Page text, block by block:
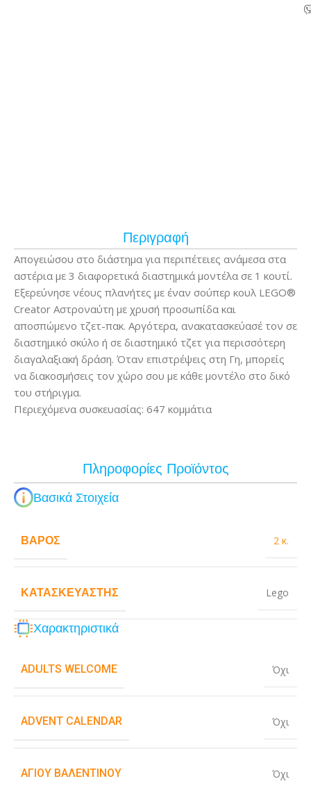
Περιγραφή
Απογειώσου στο διάστημα για περιπέτειες ανάμεσα στα
αστέρια με 3 διαφορετικά διαστημικά μοντέλα σε 1 κουτί.
Εξερεύνησε νέους πλανήτες με έναν σούπερ κουλ LEGO®
Creator Αστροναύτη με χρυσή προσωπίδα και
αποσπώμενο τζετ-πακ. Αργότερα, ανακατασκεύασέ τον σε
διαστημικό σκύλο ή σε διαστημικό τζετ για περισσότερη
διαγαλαξιακή δράση. Όταν επιστρέψεις στη Γη, μπορείς
να διακοσμήσεις τον χώρο σου με κάθε μοντέλο στο δικό
του στήριγμα.
Περιεχόμενα συσκευασίας: 647 κομμάτια
Πληροφορίες Προϊόντος
Βασικά Στοιχεία
ΒΆΡΟΣ 2 κ.
ΚΑΤΑΣΚΕΥΑΣΤΉΣ Lego
Χαρακτηριστικά
ADULTS WELCOME Όχι
ADVENT CALENDAR Όχι
ΑΓΊΟΥ ΒΑΛΕΝΤΊΝΟΥ Όχι